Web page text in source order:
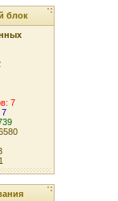
блок
7
7